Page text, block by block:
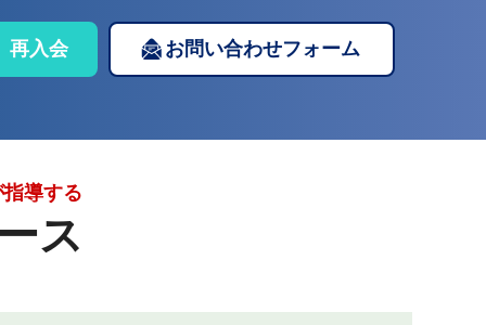
再入会 お問い合わせフォーム
導する
ス